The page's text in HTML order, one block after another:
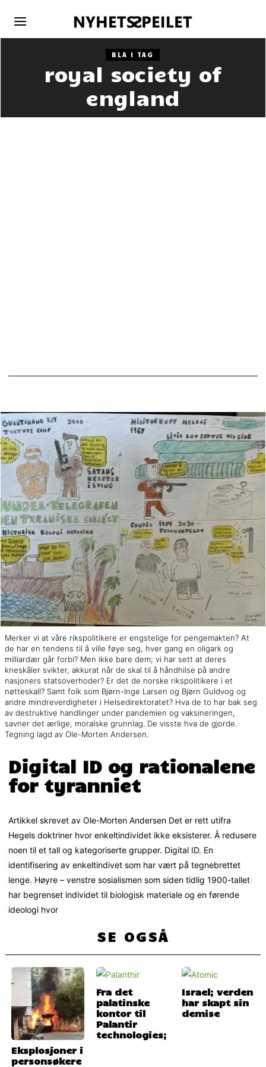
BLA I TAG
royal society of
england
Merker vi at våre rikspolitikere er engstelige for pengemakten? At
de har en tendens til å ville føye seg, hver gang en oligark og
milliardær går forbi? Men ikke bare dem; vi har sett at deres
kneskåler svikter, akkurat når de skal til å håndhilse på andre
nasjoners statsoverhoder? Er det de norske rikspolitikere i et
nøtteskall? Samt folk som Bjørn-Inge Larsen og Bjørn Guldvog og
andre mindreverdigheter i Helsedirektoratet? Hva de to har bak seg
av destruktive handlinger under pandemien og vaksineringen,
savner det ærlige, moralske grunnlag. De visste hva de gjorde.
Tegning lagd av Ole-Morten Andersen.
Digital ID og rationalene
for tyranniet
Artikkel skrevet av Ole-Morten Andersen Det er rett utifra
Hegels doktriner hvor enkeltindividet ikke eksisterer. Å redusere
noen til et tall og kategoriserte grupper. Digital ID. En
identifisering av enkeltindivet som har vært på tegnebrettet
lenge. Høyre – venstre sosialismen som siden tidlig 1900-tallet
har begrenset individet til biologisk materiale og en førende
ideologi hvor
SE OGSÅ
Eksplosjoner i
personsøkere
Fra det
palatinske
kontor til
Palantir
technologies;
Israel; verden
har skapt sin
demise